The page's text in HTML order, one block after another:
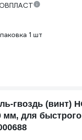
1 шт
гвоздь (винт)
мм, для